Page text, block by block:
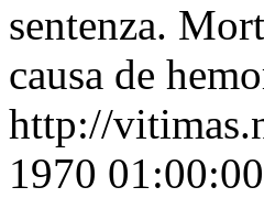
sentenza.
causa de
http://
1970